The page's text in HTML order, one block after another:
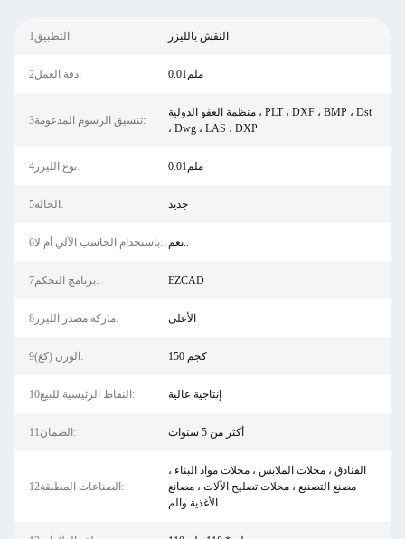
1التطبيق: النقش بالليزر
2دقة العمل: 0.01ملم
3تنسيق الرسوم المدعومة:
منظمة العفو الدولية ، PLT ، DXF ، BMP ، Dst
، Dwg ، LAS ، DXP
4نوع الليزر: 0.01ملم
5الحالة: جديد
6باستخدام الحاسب الآلي أم لا: نعم..
7برنامج التحكم: EZCAD
8ماركة مصدر الليزر: الأعلى
9الوزن (كغ): 150 كجم
10النقاط الرئيسية للبيع: إنتاجية عالية
11الضمان: أكثر من 5 سنوات
12الصناعات المطبقة:
الفنادق ، محلات الملابس ، محلات مواد البناء ،
مصنع التصنيع ، محلات تصليح الآلات ، مصانع
الأغذية والم